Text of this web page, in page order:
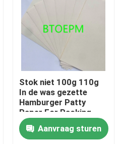
Vloerbedekking
Stok niet 100g 110g
In de was gezette
Hamburger Patty
Paper For Packing
Meat
Aanvraag sturen